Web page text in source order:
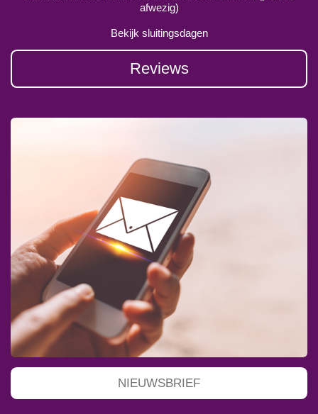
afwezig)
Bekijk sluitingsdagen
Reviews
NIEUWSBRIEF